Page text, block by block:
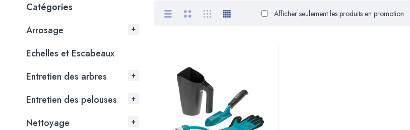
Catégories
Arrosage
Echelles et Escabeaux
Entretien des arbres
Entretien des pelouses
Nettoyage
Afficher seulement les produits en promotion